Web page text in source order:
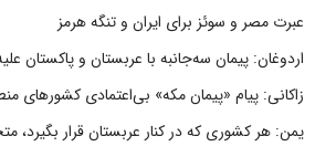
عبرت مصر و سوئز برای ایران و تنگه هرمز
اردوغان: پیمان سه‌جانبه با عربستان و
زاکانی: پیام «پیمان مکه» بی‌اعتمادی کشورهای
یمن: هر کشوری که در کنار عربستان قرار بگیرد،